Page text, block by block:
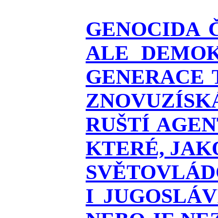
GENOCIDA
ALE
RUŠTÍ
KTERÉ,
I